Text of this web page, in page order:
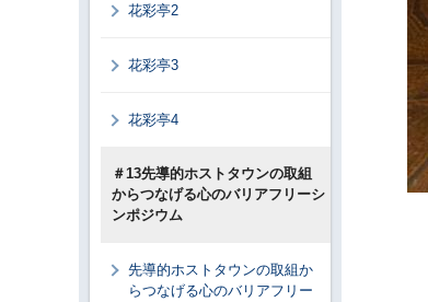
花彩亭2
花彩亭3
花彩亭4
＃13先導的ホストタウンの取組
からつなげる心のバリアフリーシ
ンポジウム
先導的ホストタウンの取組か
らつなげる心のバリアフリー